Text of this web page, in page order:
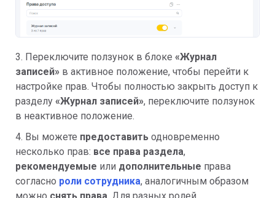
3. Переключите ползунок в блоке «Журнал
записей» в активное положение, чтобы перейти к
настройке прав. Чтобы полностью закрыть доступ к
разделу «Журнал записей», переключите ползунок
в неактивное положение.
4. Вы можете предоставить одновременно
несколько прав: все права раздела,
рекомендуемые или дополнительные права
согласно роли сотрудника, аналогичным образом